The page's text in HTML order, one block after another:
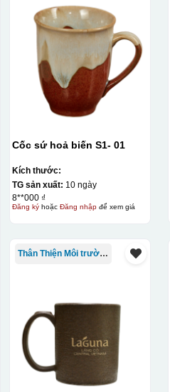
Hộp xi ly sứ
Cốc sứ hoả biến S1- 01
Kích thước:
TG sản xuất: 10 ngày
8**000 ₫
Đăng kýhoặc Đăng nhậpđể xem giá
Thân Thiện Môi trường